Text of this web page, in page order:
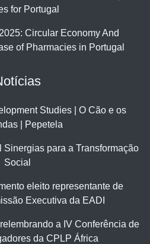
for Portugal
Circular Economy And
of Pharmacies in Portugal
Studies | O Cão e os
| Pepetela
Sinergias para a Transformação
Social
eleito representante de
Executiva da EADI
a IV Conferência de
da CPLP África